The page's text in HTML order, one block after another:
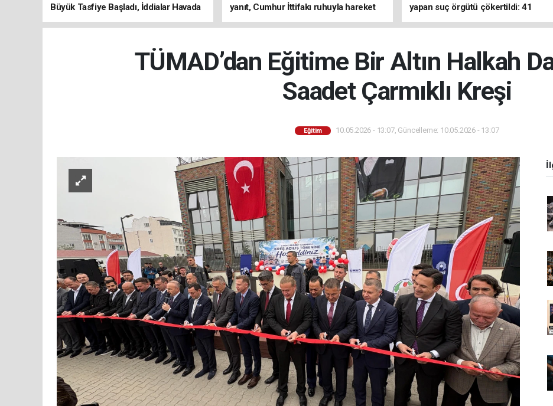
Büyük Tasfiye Başladı, İddialar Havada
Uçuşuyor
yanıt, Cumhur İttifakı ruhuyla hareket
ediyoruz
yapan suç örgütü çökertildi: 41
tutuklama
TÜMAD’dan Eğitime Bir Altın Halkah
Saadet Çarmıklı Kreşi
Eğitim 10.05.2026 - 13:07, Güncelleme: 10.05.2026 - 13:07